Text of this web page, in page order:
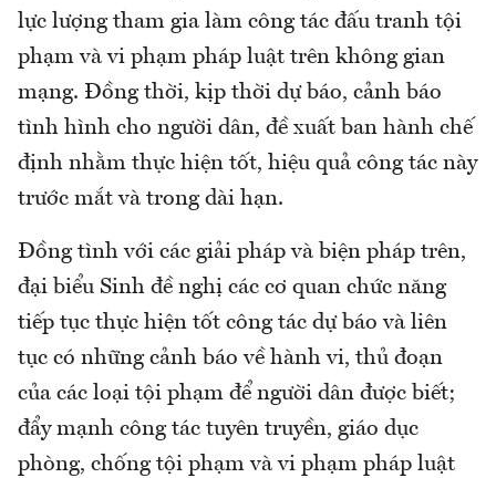
lực lượng tham gia làm công tác đấu tranh tội
phạm và vi phạm pháp luật trên không gian
mạng. Đồng thời, kịp thời dự báo, cảnh báo
tình hình cho người dân, đề xuất ban hành chế
định nhằm thực hiện tốt, hiệu quả công tác này
trước mắt và trong dài hạn.
Đồng tình với các giải pháp và biện pháp trên,
đại biểu Sinh đề nghị các cơ quan chức năng
tiếp tục thực hiện tốt công tác dự báo và liên
tục có những cảnh báo về hành vi, thủ đoạn
của các loại tội phạm để người dân được biết;
đẩy mạnh công tác tuyên truyền, giáo dục
phòng, chống tội phạm và vi phạm pháp luật